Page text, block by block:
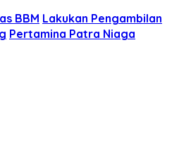
BBM Lakukan Pengambilan
Pertamina Patra Niaga